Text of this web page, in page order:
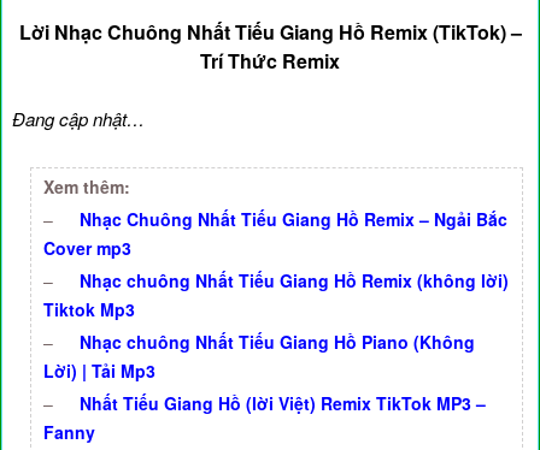
Lời Nhạc Chuông Nhất Tiếu Giang Hồ Remix (TikTok) –
Trí Thức Remix
Đang cập nhật…
Xem thêm:
–
Nhạc Chuông Nhất Tiếu Giang Hồ Remix – Ngải Bắc
Cover mp3
–
Nhạc chuông Nhất Tiếu Giang Hồ Remix (không lời)
Tiktok Mp3
–
Nhạc chuông Nhất Tiếu Giang Hồ Piano (Không
Lời) | Tải Mp3
–
Nhất Tiếu Giang Hồ (lời Việt) Remix TikTok MP3 –
Fanny